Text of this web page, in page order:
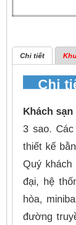
Chi tiết
Chi
Khách sạn
3 sao.
thiết kế
Quý
đại, hệ
hòa,
đường